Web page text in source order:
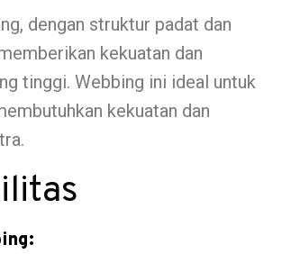
dengan struktur padat dan
kekuatan dan
tinggi. Webbing ini ideal untuk
kekuatan dan